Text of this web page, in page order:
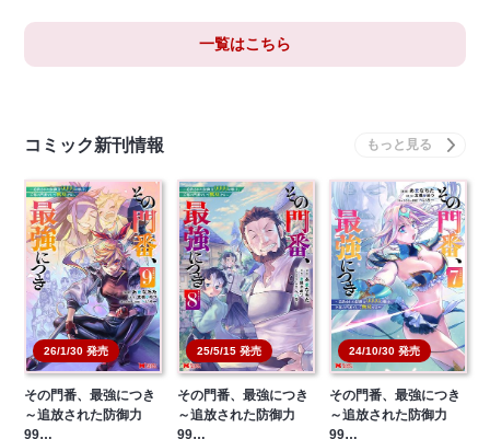
一覧はこちら
コミック新刊情報
26/1/30 発売
その門番、最強につき
～追放された防御力
99…
25/5/15 発売
その門番、最強につき
～追放された防御力
99…
24/10/30 発売
その門番、最強につき
～追放された防御力
99…